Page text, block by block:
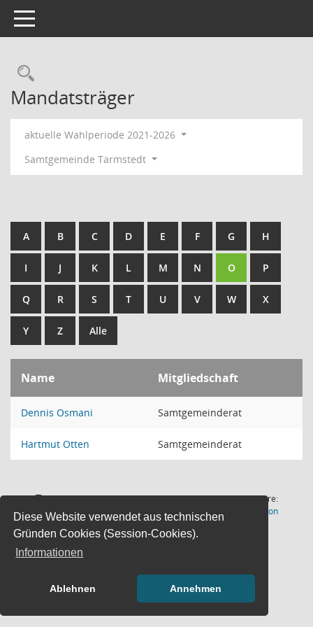
Diese Website verwendet aus technischen
Gründen Cookies (Session-Cookies).
Informationen
Ablehnen Annehmen
Toggle navigation
Rechercheauswahl
Mandatsträger
aktuelle Wahlperiode 2021-2026
Samtgemeinde Tarmstedt
A B C D E F G H
I J K L M N O P
Q R S T U V W X
Y Z Alle
Name Mitgliedschaft
Dennis Osmani Samtgemeinderat
Hartmut Otten Samtgemeinderat
2 Sätze
Letzte Änderung: 06.08.2026
18:00:55
Software:
Sitzungsdienst
Session(Wird in